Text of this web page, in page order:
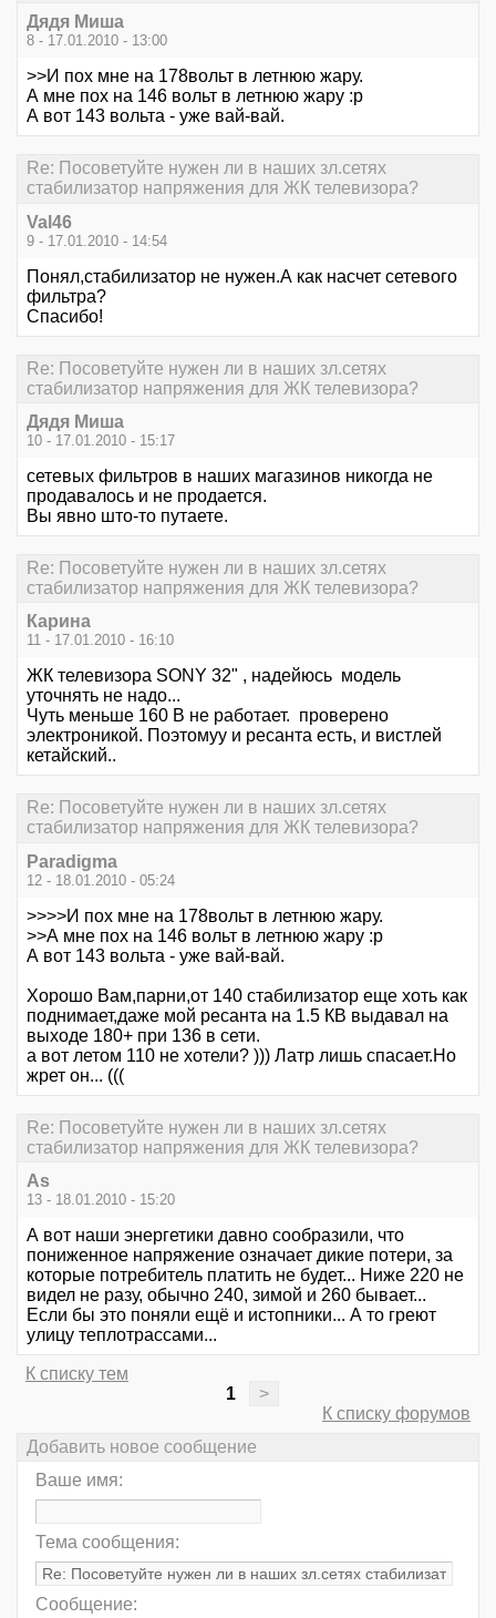
Дядя Миша
8 - 17.01.2010 - 13:00
>>И пох мне на 178вольт в летнюю жару.
А мне пох на 146 вольт в летнюю жару :р
А вот 143 вольта - уже вай-вай.
Re: Посоветуйте нужен ли в наших зл.сетях
стабилизатор напряжения для ЖК телевизора?
Val46
9 - 17.01.2010 - 14:54
Понял,стабилизатор не нужен.А как насчет сетевого
фильтра?
Спасибо!
Re: Посоветуйте нужен ли в наших зл.сетях
стабилизатор напряжения для ЖК телевизора?
Дядя Миша
10 - 17.01.2010 - 15:17
сетевых фильтров в наших магазинов никогда не
продавалось и не продается.
Вы явно што-то путаете.
Re: Посоветуйте нужен ли в наших зл.сетях
стабилизатор напряжения для ЖК телевизора?
Карина
11 - 17.01.2010 - 16:10
ЖК телевизора SONY 32" , надейюсь модель
уточнять не надо...
Чуть меньше 160 В не работает. проверено
электроникой. Поэтомуу и ресанта есть, и вистлей
кетайский..
Re: Посоветуйте нужен ли в наших зл.сетях
стабилизатор напряжения для ЖК телевизора?
Paradigma
12 - 18.01.2010 - 05:24
>>>>И пох мне на 178вольт в летнюю жару.
>>А мне пох на 146 вольт в летнюю жару :р
А вот 143 вольта - уже вай-вай.
Хорошо Вам,парни,от 140 стабилизатор еще хоть как
поднимает,даже мой ресанта на 1.5 КВ выдавал на
выходе 180+ при 136 в сети.
а вот летом 110 не хотели? ))) Латр лишь спасает.Но
жрет он... (((
Re: Посоветуйте нужен ли в наших зл.сетях
стабилизатор напряжения для ЖК телевизора?
As
13 - 18.01.2010 - 15:20
А вот наши энергетики давно сообразили, что
пониженное напряжение означает дикие потери, за
которые потребитель платить не будет... Ниже 220 не
видел не разу, обычно 240, зимой и 260 бывает...
Если бы это поняли ещё и истопники... А то греют
улицу теплотрассами...
К списку тем
1
>
К списку форумов
Добавить новое сообщение
Ваше имя:
Тема сообщения:
Сообщение: